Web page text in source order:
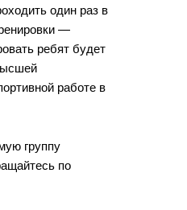
один раз в
—
ребят будет
работе в
группу
по